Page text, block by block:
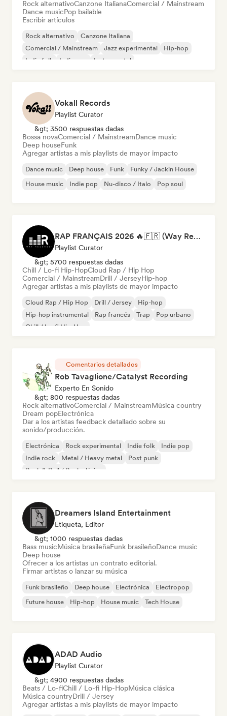
Rock alternativoCanzone ItalianaComercial / Mainstream
Dance musicPop bailable
Escribir artículos
Rock alternativo
Canzone Italiana
Comercial / Mainstream
Jazz experimental
Hip-hop
Indie folk
Indie pop Instrumental
Vokall Records
Playlist Curator
&gt; 3500 respuestas dadas
Bossa novaComercial / MainstreamDance music
Deep houseFunk
Agregar artistas a mis playlists de mayor impacto
Dance music Deep house Funk
Funky / Jackin House
House music
Indie pop Nu-disco / Italo Pop soul
RAP FRANÇAIS 2026 🔥🇫🇷 (Way Records)
Playlist Curator
&gt; 5700 respuestas dadas
Chill / Lo-fi Hip-HopCloud Rap / Hip Hop
Comercial / MainstreamDrill / JerseyHip-hop
Agregar artistas a mis playlists de mayor impacto
Cloud Rap / Hip Hop Drill / Jersey
Hip-hop
Hip-hop instrumental
Rap francés Trap
Pop urbano
Chill / Lo-fi Hip-Hop
Comentarios detallados
Rob Tavaglione/Catalyst Recording
Experto En Sonido
&gt; 800 respuestas dadas
Rock alternativoComercial / MainstreamMúsica country
Dream popElectrónica
Dar a los artistas feedback detallado sobre su
sonido/producción.
Electrónica Rock experimental Indie folk
Indie pop
Indie rock
Metal / Heavy metal
Post punk
Rock & Roll / Rock clásico
Dreamers Island Entertainment
Etiqueta, Editor
&gt; 1000 respuestas dadas
Bass musicMúsica brasileñaFunk brasileñoDance music
Deep house
Ofrecer a los artistas un contrato editorial.
Firmar artistas o lanzar su música
Funk brasileño Deep house Electrónica
Electropop
Future house
Hip-hop House music Tech House
ADAD Audio
Playlist Curator
&gt; 4900 respuestas dadas
Beats / Lo-fiChill / Lo-fi Hip-HopMúsica clásica
Música countryDrill / Jersey
Agregar artistas a mis playlists de mayor impacto